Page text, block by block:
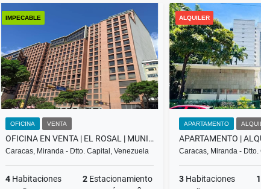
Alquiler
IMPECABLE
OFICINA VENTA
OFICINA EN VENTA | EL ROSAL | MUNICIPIO CHACAO
Caracas, Miranda - Dtto. Capital, Venezuela
4 Habitaciones 2 Estacionamiento
ALQUILER
APARTAMENTO
Caracas, Miranda -
3 Habitaciones 1